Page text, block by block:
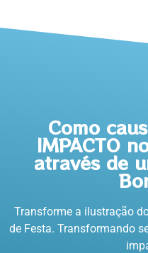
Como
IMPACTO
através de
Transforme a ilustração
de Festa. Transformando